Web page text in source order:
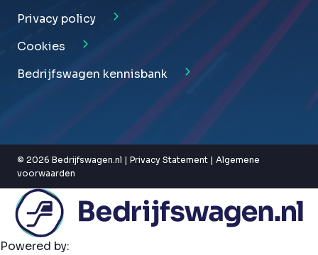
Privacy policy
Cookies
Bedrijfswagen kennisbank
© 2026 Bedrijfswagen.nl | Privacy Statement | Algemene
voorwaarden
Powered by: